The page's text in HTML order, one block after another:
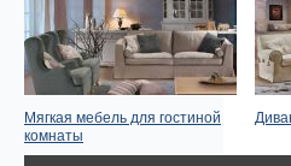
Мягкая мебель для гостиной
комнаты